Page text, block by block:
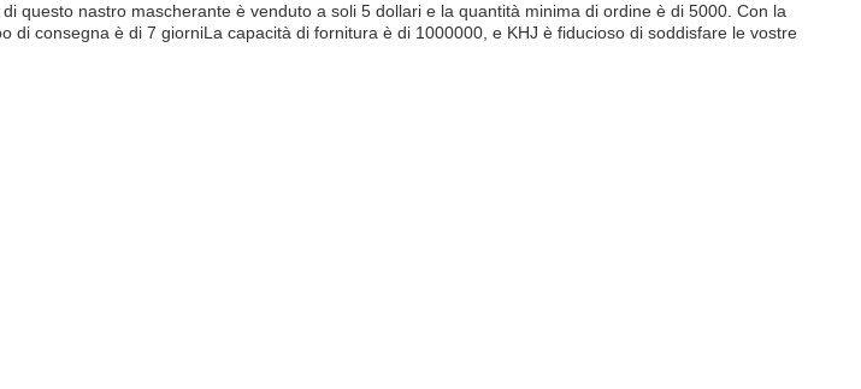
questo nastro mascherante è venduto a soli 5 dollari e la quantità minima di ordine è di 5000. Con la
consegna è di 7 giorniLa capacità di fornitura è di 1000000, e KHJ è fiducioso di soddisfare le vostre